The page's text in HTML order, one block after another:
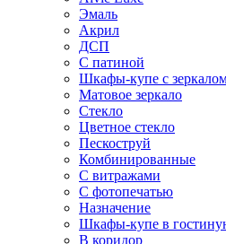
Эмаль
Акрил
ДСП
С патиной
Шкафы-купе с
Матовое зеркало
Стекло
Цветное стекло
Пескоструй
Комбинированные
С витражами
С фотопечатью
Назначение
Шкафы-купе в
В коридор